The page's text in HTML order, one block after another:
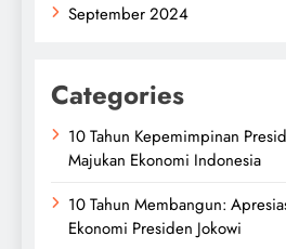
September 2024
Categories
10 Tahun Kepemimpinan
Majukan Ekonomi Indonesia
10 Tahun Membangun:
Ekonomi Presiden Jokowi